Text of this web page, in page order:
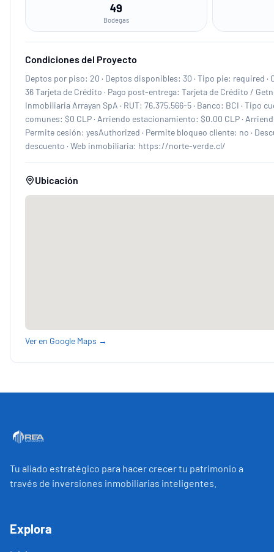
49
Bodegas
Condiciones del Proyecto
Deptos por piso: 20 · Deptos disponibles: 30 · Tipo pie: required
36 Tarjeta de Crédito · Pago post-entrega: Tarjeta de Crédito /
Inmobiliaria Arrayan SpA · RUT: 76.375.566-5 · Banco: BCI · Tipo
comunes: $0 CLP · Arriendo estacionamiento: $0.00 CLP ·
Permite cesión: yesAuthorized · Permite bloqueo cliente: no ·
descuento · Web inmobiliaria: https://norte-verde.cl/
Ubicación
Ver en Google Maps →
Tu aliado estratégico para hacer crecer tu patrimonio a
través de inversiones inmobiliarias inteligentes.
Explora